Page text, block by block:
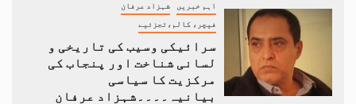
اہم خبریں شہزاد عرفان
فیچر، کالم،تجزئیے
سرائیکی وسیب کی تاریخی و
لسانی شناخت اور پنجاب کی
مرکزیت کا سیاسی
بیانیہ۔۔۔۔شہزاد عرفان